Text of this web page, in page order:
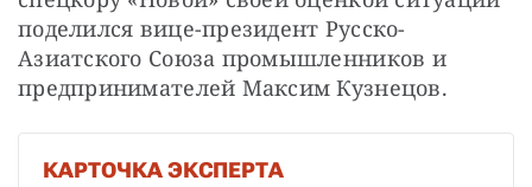
поделился вице-президент Русско-
Азиатского Союза промышленников и
предпринимателей Максим Кузнецов.
КАРТОЧКА ЭКСПЕРТА